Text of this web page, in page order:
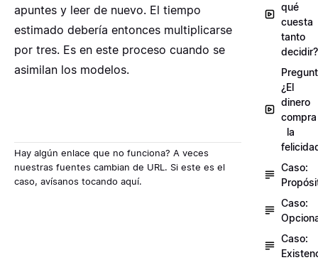
apuntes y leer de nuevo. El tiempo
estimado debería entonces multiplicarse
por tres. Es en este proceso cuando se
asimilan los modelos.
Hay algún enlace que no funciona? A veces
nuestras fuentes cambian de URL. Si este es el
caso, avísanos tocando aquí.
qué
cuesta
tanto
decidir?
¿El
dinero
compra
la
Caso:
Caso:
Caso: